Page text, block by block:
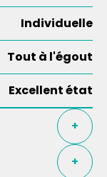
Individuelle
Tout à l'égout
Excellent état
+
+